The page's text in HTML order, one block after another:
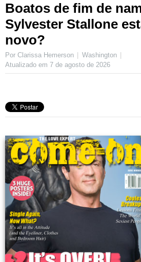
Boatos de fim de
Sylvester Stallone
novo?
Por Clarissa Hemerson
Washington
Atualizado em 7 de agosto de 2026